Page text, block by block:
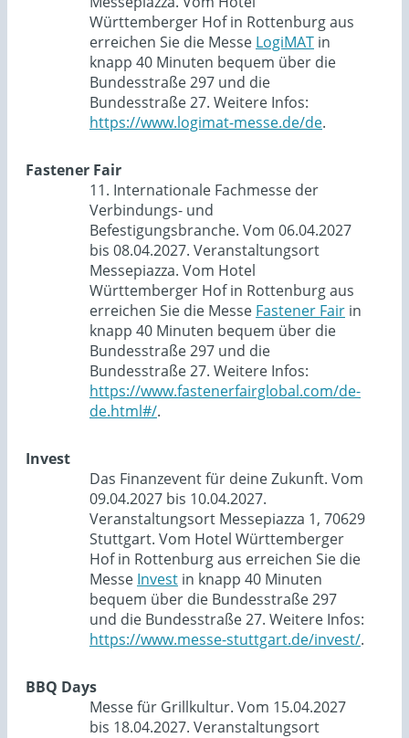
Württemberger Hof in Rottenburg aus
erreichen Sie die Messe LogiMAT in
knapp 40 Minuten bequem über die
Bundesstraße 297 und die
Bundesstraße 27. Weitere Infos:
https://www.logimat-messe.de/de.
Fastener Fair
11. Internationale Fachmesse der
Verbindungs- und
Befestigungsbranche. Vom 06.04.2027
bis 08.04.2027. Veranstaltungsort
Messepiazza. Vom Hotel
Württemberger Hof in Rottenburg aus
erreichen Sie die Messe Fastener Fair in
knapp 40 Minuten bequem über die
Bundesstraße 297 und die
Bundesstraße 27. Weitere Infos:
https://www.fastenerfairglobal.com/de-
de.html#/.
Invest
Das Finanzevent für deine Zukunft. Vom
09.04.2027 bis 10.04.2027.
Veranstaltungsort Messepiazza 1, 70629
Stuttgart. Vom Hotel Württemberger
Hof in Rottenburg aus erreichen Sie die
Messe Invest in knapp 40 Minuten
bequem über die Bundesstraße 297
und die Bundesstraße 27. Weitere Infos:
https://www.messe-stuttgart.de/invest/.
BBQ Days
Messe für Grillkultur. Vom 15.04.2027
bis 18.04.2027. Veranstaltungsort